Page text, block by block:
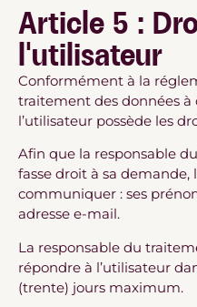
Article 5 :
l'utilisateur
Conformément à la
traitement des données à
l’utilisateur possède les
Afin que la responsable
fasse droit à sa demande,
communiquer : ses
adresse e-mail.
La responsable du
répondre à l’utilisateur
(trente) jours maximum.